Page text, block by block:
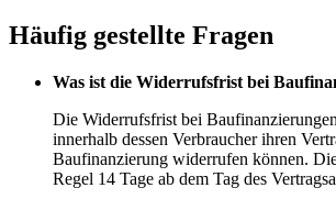
Häufig gestellte Fragen
Was ist die Widerrufsfrist bei
Die Widerrufsfrist bei
innerhalb dessen Verbraucher ihren
Baufinanzierung widerrufen können.
Regel 14 Tage ab dem Tag des